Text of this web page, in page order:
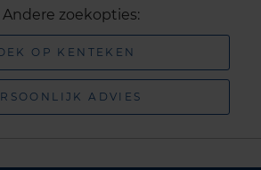
Andere zoekopties:
OP KENTEKEN
ADVIES